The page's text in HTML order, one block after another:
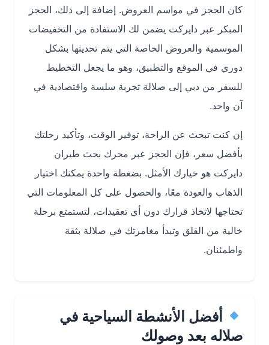
كان الحجز في مواسم العروض. إضافة إلى ذلك، الحجز
المبكر عبر دايركت يضمن لك الاستفادة من التخفيضات
الموسمية والعروض الخاصة التي يتم تحديثها بشكل
دوري في الموقع والتطبيق، وهو ما يجعل التخطيط
للسفر من دبي إلى صلالة تجربة سلسة واقتصادية في
آن واحد.
إن كنت تبحث عن الراحة، توفير الوقت، وتأكيد رحلتك
بأفضل سعر، فإن الحجز عبر محرك بحث طيران
دايركت هو خيارك الأمثل. بضغطة واحدة يمكنك اختيار
الذهاب والعودة معًا، والحصول على كل المعلومات التي
تحتاجها لاتخاذ قرارك دون أي تعقيدات، لتستمتع برحلة
خالية من القلق وتبدأ مغامرتك في صلالة بثقة
واطمئنان.
أفضل الأنشطة السياحية في
صلاله بعد وصولك